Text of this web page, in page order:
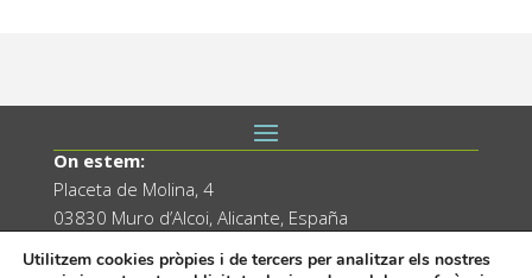
On estem:
Placeta de Molina, 4
03830 Muro d’Alcoi, Alicante, España
Contacte:
Utilitzem cookies pròpies i de tercers per analitzar els nostres